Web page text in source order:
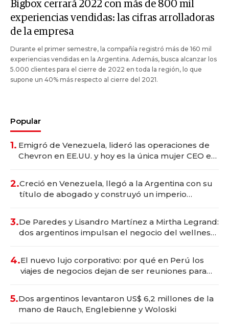
Bigbox cerrará 2022 con más de 800 mil
experiencias vendidas: las cifras arrolladoras
de la empresa
Durante el primer semestre, la compañía registró más de 160 mil
experiencias vendidas en la Argentina. Además, busca alcanzar los
5.000 clientes para el cierre de 2022 en toda la región, lo que
supone un 40% más respecto al cierre del 2021.
Popular
1. Emigró de Venezuela, lideró las operaciones de
Chevron en EE.UU. y hoy es la única mujer CEO en
2.Creció en Venezuela, llegó a la Argentina con su
título de abogado y construyó un imperio
3.De Paredes y Lisandro Martínez a Mirtha Legrand:
dos argentinos impulsan el negocio del wellness
4.El nuevo lujo corporativo: por qué en Perú los
viajes de negocios dejan de ser reuniones para
5.Dos argentinos levantaron US$ 6,2 millones de la
mano de Rauch, Englebienne y Woloski